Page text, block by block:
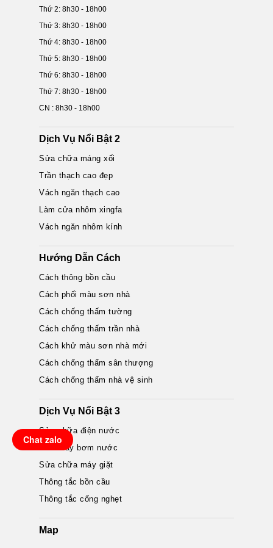
Thứ 2: 8h30 - 18h00
Thứ 3: 8h30 - 18h00
Thứ 4: 8h30 - 18h00
Thứ 5: 8h30 - 18h00
Thứ 6: 8h30 - 18h00
Thứ 7: 8h30 - 18h00
CN : 8h30 - 18h00
Dịch Vụ Nổi Bật 2
Sửa chữa máng xối
Trần thạch cao đẹp
Vách ngăn thạch cao
Làm cửa nhôm xingfa
Vách ngăn nhôm kính
Hướng Dẫn Cách
Cách thông bồn cầu
Cách phối màu sơn nhà
Cách chống thấm tường
Cách chống thấm trần nhà
Cách khử màu sơn nhà mới
Cách chống thấm sân thượng
Cách chống thấm nhà vệ sinh
Dịch Vụ Nổi Bật 3
Sửa chữa điện nước
Sửa máy bơm nước
Sửa chữa máy giặt
Thông tắc bồn cầu
Thông tắc cống nghẹt
Map
Chat zalo